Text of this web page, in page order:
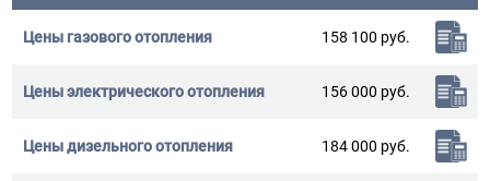
158 100 руб.
156 000 руб.
184 000 руб.